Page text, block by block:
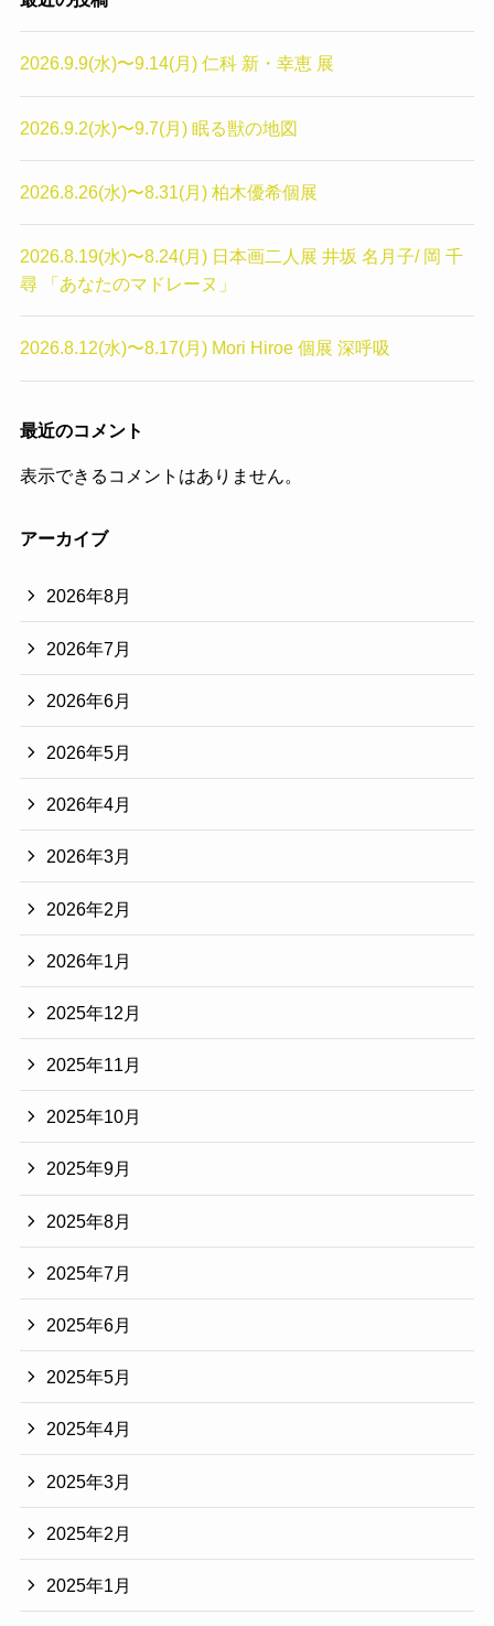
2026.9.9(水)〜9.14(月) 仁科 新・幸恵 展
2026.9.2(水)〜9.7(月) 眠る獣の地図
2026.8.26(水)〜8.31(月) 柏木優希個展
2026.8.19(水)〜8.24(月) 日本画二人展 井坂 名月子/ 岡 千
尋 「あなたのマドレーヌ」
2026.8.12(水)〜8.17(月) Mori Hiroe 個展 深呼吸
最近のコメント
表示できるコメントはありません。
アーカイブ
2026年8月
2026年7月
2026年6月
2026年5月
2026年4月
2026年3月
2026年2月
2026年1月
2025年12月
2025年11月
2025年10月
2025年9月
2025年8月
2025年7月
2025年6月
2025年5月
2025年4月
2025年3月
2025年2月
2025年1月